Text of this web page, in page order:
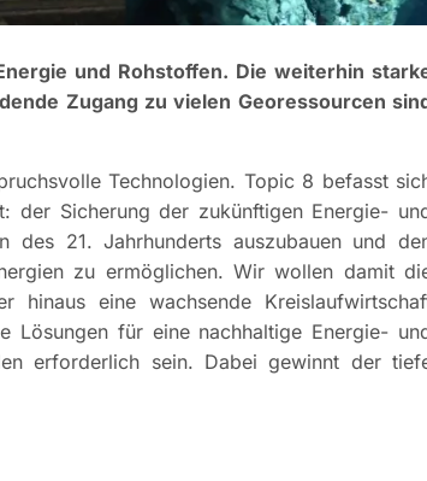
und Rohstoffen. Die weiterhin
Zugang zu vielen Georessourcen
Technologien. Topic 8 befasst
der Sicherung der zukünftigen Energie-
des 21. Jahrhunderts auszubauen und
zu ermöglichen. Wir wollen damit
hinaus eine wachsende
Lösungen für eine nachhaltige Energie-
erforderlich sein. Dabei gewinnt der